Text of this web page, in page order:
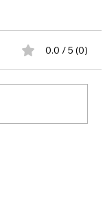
0.0 / 5 (0)